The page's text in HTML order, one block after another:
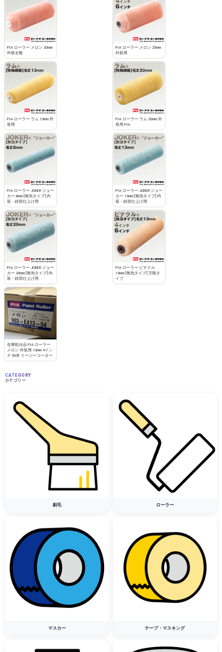
PIA ローラー メロン 20mm
外装全般
PIA ローラー メロン 25mm
外装用
PIA ローラー ラム 13mm 外
装用
PIA ローラー ラム 20mm 外
装用 PIA
PIA ローラー JOKER ジョー
カー 8mm [無泡タイプ] 内
装・鉄部仕上げ用
PIA ローラー JOKER ジョー
カー 13mm [無泡タイプ] 内
装・鉄部仕上げ用
PIA ローラー JOKER ジョー
カー 20mm [無泡タイプ] 内
装・鉄部仕上げ用
PIA ローラー ピナクル
13mm [無泡タイプ] 万能タ
イプ
在庫処分品 PIA ローラー
メロン 外装用 13mm 4イン
チ 50本 イージーコーター
CATEGORY
カテゴリー
刷毛 ローラー
マスカー テープ・マスキング